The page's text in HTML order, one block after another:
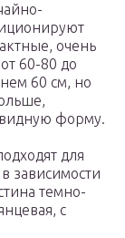
очень
60-80 до
60 см, но
форму.
для
зависимости
темно-
с